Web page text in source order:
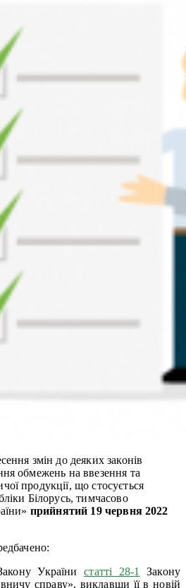
змін до деяких законів
обмежень на ввезення та
продукції, що стосується
Білорусь, тимчасово
прийнятий 19 червня 2022
Українистатті 28-1
Закону
справу», виклавши її в новій